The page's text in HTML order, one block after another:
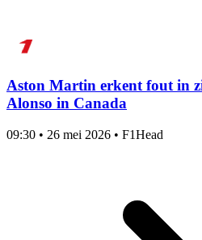
Aston Martin erkent fout in
Alonso in Canada
09:30 • 26 mei 2026 • F1Head